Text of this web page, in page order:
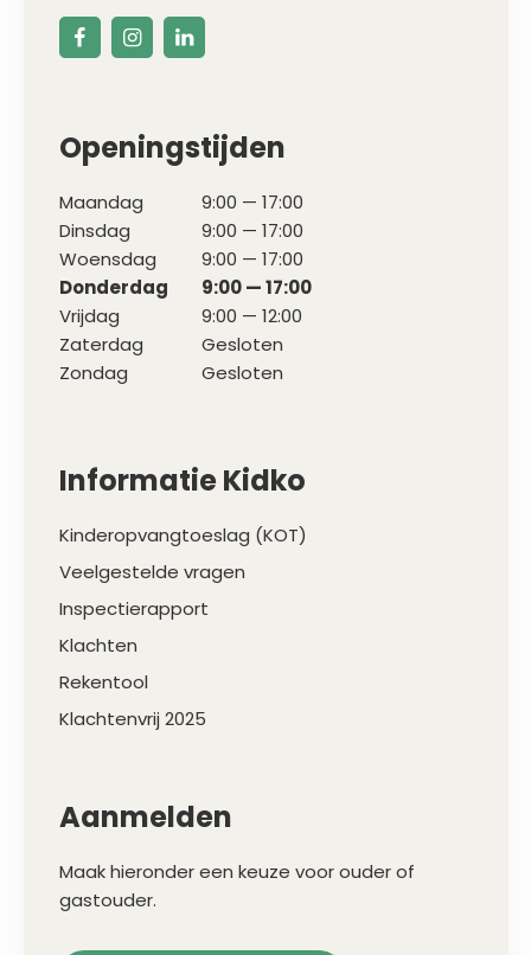
Openingstijden
Maandag
9:00 — 17:00
Dinsdag
9:00 — 17:00
Woensdag
9:00 — 17:00
Donderdag
9:00 — 17:00
Vrijdag
9:00 — 12:00
Zaterdag
Gesloten
Zondag
Gesloten
Informatie Kidko
Kinderopvangtoeslag (KOT)
Veelgestelde vragen
Inspectierapport
Klachten
Rekentool
Klachtenvrij 2025
Aanmelden
Maak hieronder een keuze voor ouder of
gastouder.